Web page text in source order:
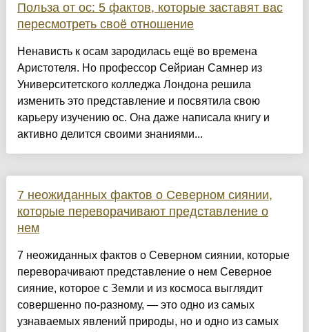
Польза от ос: 5 фактов, которые заставят вас
пересмотреть своё отношение
Ненависть к осам зародилась ещё во времена
Аристотеля. Но профессор Сейриан Самнер из
Университетского колледжа Лондона решила
изменить это представление и посвятила свою
карьеру изучению ос. Она даже написала книгу и
активно делится своими знаниями...
7 неожиданных фактов о Северном сиянии,
которые переворачивают представление о
нем
7 неожиданных фактов о Северном сиянии, которые
переворачивают представление о нем Северное
сияние, которое с Земли и из космоса выглядит
совершенно по-разному, — это одно из самых
узнаваемых явлений природы, но и одно из самых